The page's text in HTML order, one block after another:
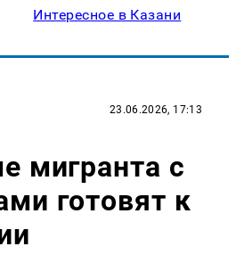
Интересное в Казани
23.06.2026, 17:13
мигранта с
готовят к